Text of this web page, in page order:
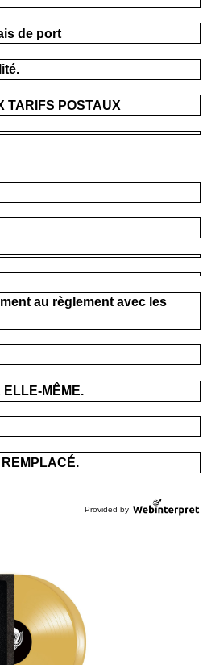
de port
TARIFS POSTAUX
au règlement avec les
ELLE-MÊME.
Provided by